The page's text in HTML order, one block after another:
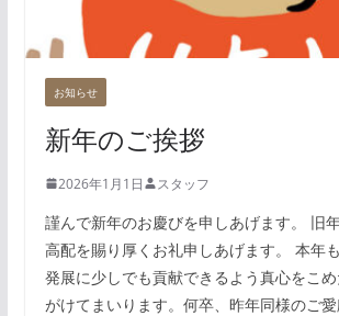
お知らせ
新年のご挨拶
2026年1月1日 スタッフ
謹んで新年のお慶びを申しあげます。 旧
高配を賜り厚くお礼申しあげます。 本年
発展に少しでも貢献できるよう真心をこ
がけてまいります。何卒、昨年同様のご